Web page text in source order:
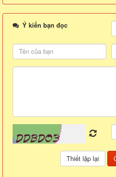
Ý kiến bạn đọc